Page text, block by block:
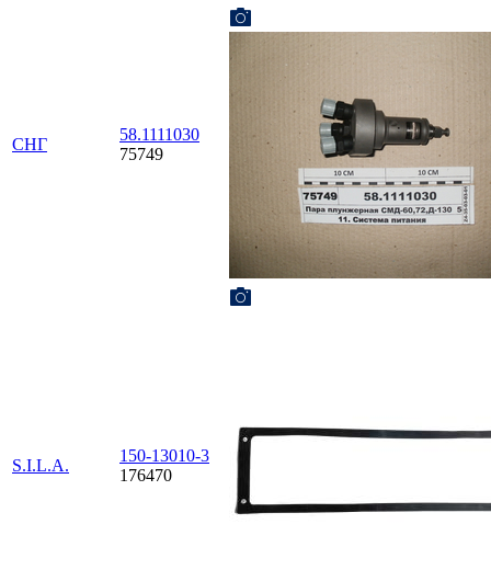
СНГ
58.1111030
75749
S.I.L.A.
150-13010-3
176470